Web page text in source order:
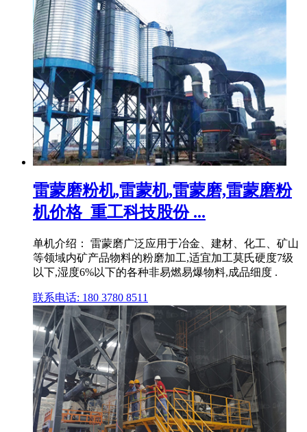
雷蒙磨粉机,雷蒙机,雷蒙磨,雷蒙磨粉
机价格_重工科技股份 ...
单机介绍： 雷蒙磨广泛应用于冶金、建材、化工、矿山
等领域内矿产品物料的粉磨加工,适宜加工莫氏硬度7级
以下,湿度6%以下的各种非易燃易爆物料,成品细度 .
联系电话: 180 3780 8511